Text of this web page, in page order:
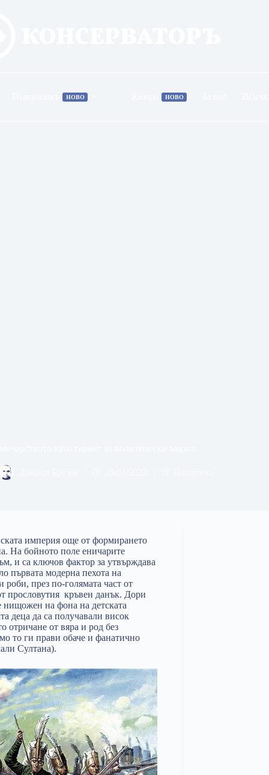
НОВО НОВО
империя още от формирането
На бойното поле еничарите
и са ключов фактор за утвърждава
първата модерна пехота на
през по-голямата част от
прословутия кръвен данък. Дори
нищожен на фона на детската
деца да са получавали висок
отричане от вяра и род без
то ги прави обаче и фанатично
Султана).